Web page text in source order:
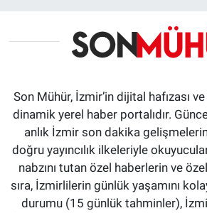
Son Mühür, İzmir’in dijital hafızası
dinamik yerel haber portalıdır.
anlık İzmir son dakika
doğru yayıncılık ilkeleriyle
nabzını tutan özel haberlerin ve
sıra, İzmirlilerin günlük yaşamını
durumu (15 günlük tahminler),